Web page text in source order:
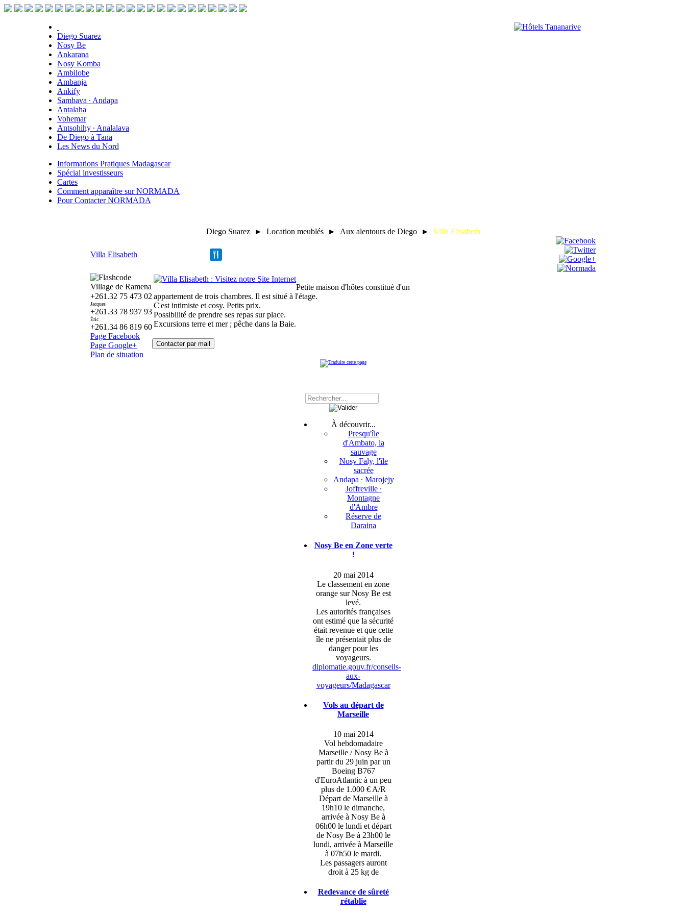
Diego Suarez
Nosy Be
Ankarana
Nosy Komba
Ambilobe
Ambanja
Ankify
Sambava ∙ Andapa
Antalaha
Vohemar
Antsohihy ∙ Analalava
De Diego à Tana
Les News du Nord
Informations Pratiques Madagascar
Spécial investisseurs
Cartes
Comment apparaître sur NORMADA
Pour Contacter NORMADA
Diego Suarez ► Location meublés ► Aux alentours de Diego ► Villa Elisabeth
Villa Elisabeth
Village de Ramena
+261.32 75 473 02
Jacques
+261.33 78 937 93
Éric
+261.34 86 819 60
Page Facebook
Page Google+
Plan de situation
Petite maison d'hôtes constitué d'un
appartement de trois chambres. Il est situé à l'étage.
C'est intimiste et cosy. Petits prix.
Possibilité de prendre ses repas sur place.
Excursions terre et mer ; pêche dans la Baie.
À découvrir...
Presqu'île
d'Ambato, la
sauvage
Nosy Faly, l'île
sacrée
Andapa ∙ Marojejy
Joffreville ∙
Montagne
d'Ambre
Réserve de
Daraina
Nosy Be en Zone verte
!
20 mai 2014
Le classement en zone
orange sur Nosy Be est
levé.
Les autorités françaises
ont estimé que la sécurité
était revenue et que cette
île ne présentait plus de
danger pour les
voyageurs.
diplomatie.gouv.fr/conseils-
aux-
voyageurs/Madagascar
Vols au départ de
Marseille
10 mai 2014
Vol hebdomadaire
Marseille / Nosy Be à
partir du 29 juin par un
Boeing B767
d'EuroAtlantic à un peu
plus de 1.000 € A/R
Départ de Marseille à
19h10 le dimanche,
arrivée à Nosy Be à
06h00 le lundi et départ
de Nosy Be à 23h00 le
lundi, arrivée à Marseille
à 07h50 le mardi.
Les passagers auront
droit à 25 kg de
Redevance de sûreté
rétablie